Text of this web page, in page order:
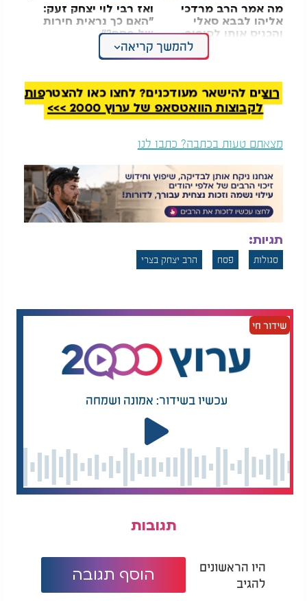
מה אמר הרב מרדכי
אליהו לבבא סאלי
והכניס אותו לסיפור
ואז רבי לוי יצחק זעק:
"האם כך נראית חירות
של פסח?"
מדובר בסגולה בדוקה לשמירה עליונה מכל משמר. מי
שמחזיק שארית מליל הסדר, המכונה גם ליל שימורים,
זוכה לשמירה אמיתית ובטוחה במהלך כל ימות השנה,
בין בבית ובין בחוץ ואפילו בנסיעה ברכב. אחים יקרים!
אל תפספסו ועשו זאת כדי לזכות בשמירה מליל הסדר
אשר תלווה אתכם במהלך כל השנה כולה.
יצחק בצרי:
להמשך קריאה
רוצים להישאר מעודכנים? לחצו כאן להצטרפות
לקבוצות הוואטסאפ של ערוץ 2000 >>>
מצאתם טעות בכתבה? כתבו לנו
תגיות:
סגולות פסח הרב יצחק בצרי
שידור חי
עכשיו בשידור: אמונה ושמחה
תגובות
היו הראשונים
להגיב
הוסף תגובה